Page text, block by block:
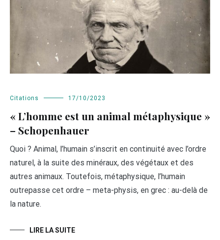
Citations 17/10/2023
« L’homme est un animal métaphysique »
– Schopenhauer
Quoi ? Animal, l’humain s’inscrit en continuité avec l’ordre
naturel, à la suite des minéraux, des végétaux et des
autres animaux. Toutefois, métaphysique, l’humain
outrepasse cet ordre – meta-physis, en grec : au-delà de
la nature.
LIRE LA SUITE